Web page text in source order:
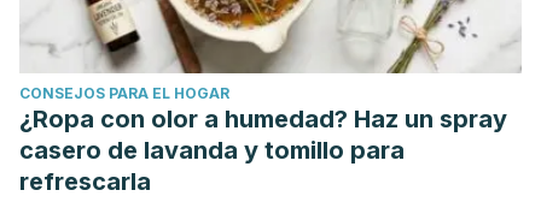
(2010). Trastornos físicos y psíquicos asociados al trabajo
en enfermeras de un hospital psiquiátrico infantil.
los Trabajadores, 18(2), 95-105. [Fecha de consulta 27 de
junio de 2020]. ISSN: 1315-0138. Disponible
en:
https://www.redalyc.org/articulo.oa?
CONSEJOS PARA EL HOGAR
¿Ropa con olor a humedad? Haz un spray
casero de lavanda y tomillo para
refrescarla